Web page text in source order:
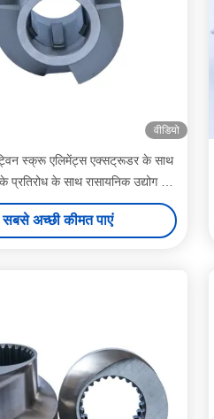
वीडियो
स्क्रू एलिमेंट्स एक्सट्रूडर के साथ
के साथ रासायनिक उद्योग के
लिए
सबसे अच्छी कीमत पाएं